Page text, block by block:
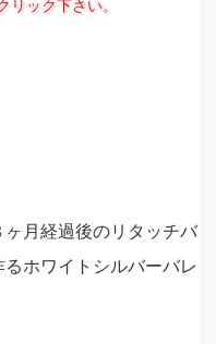
リック下さい。
月経過後のリタッチバ
ホワイトシルバーバレ